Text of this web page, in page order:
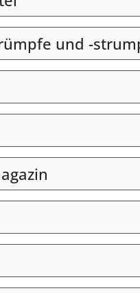
und -